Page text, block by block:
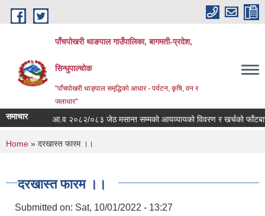
Skip to main content
पाँचपोखरी थाङपाल गाउँपालिका, बागमती-प्रदेश,
सिन्धुपाल्चोक
"पाँचपोखरी थाङ्पाल समृद्धिको आधार - पर्यटन, कृषि, वन र
जलाधार"
समाचार आ.व २०८२/०८३ जेठ मसान्त सम्मको आयव्यायको विवरण र खर्चको फाँटबारी ।
You are here
Home » दरखास्त फारम ।।
दरखास्त फारम ।।
Submitted on: Sat, 10/01/2022 - 13:27